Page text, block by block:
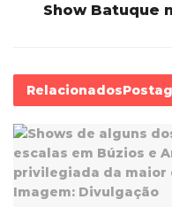
Show Batuque
Relacionados